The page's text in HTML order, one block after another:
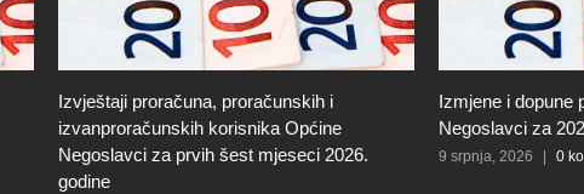
Izvještaji proračuna, proračunskih i
izvanproračunskih korisnika Općine
Negoslavci za prvih šest mjeseci 2026.
godine
Izmjene i dopune
Negoslavci za
9 srpnja, 2026 0